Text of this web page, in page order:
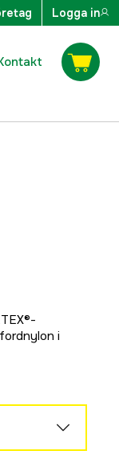
Logga in
i